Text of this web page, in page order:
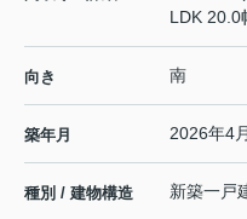
LDK 20.0
向き 南
築年月 2026年4
種別 / 建物構造 新築一戸